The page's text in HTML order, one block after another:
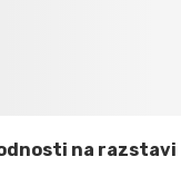
na razstavi